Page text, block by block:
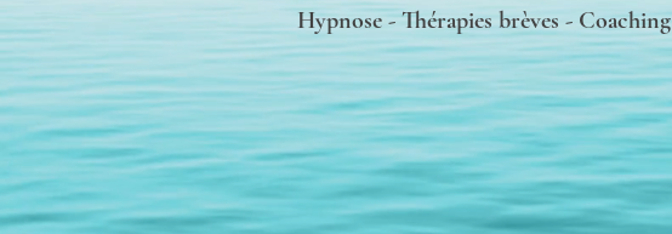
Hypnose - Thérapies brèves - Coaching